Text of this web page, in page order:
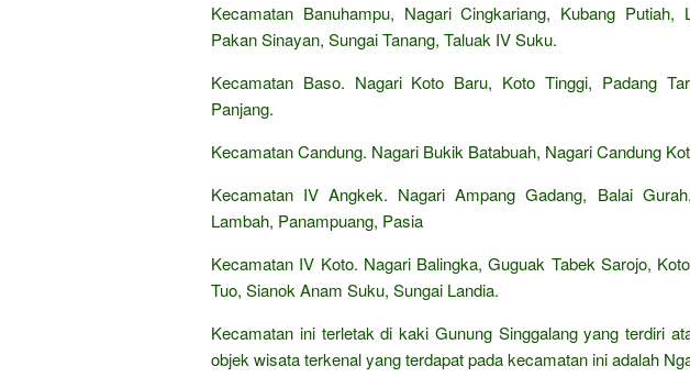
Kecamatan Banuhampu, Nagari Cingkariang, Kubang Putiah,
Pakan Sinayan, Sungai Tanang, Taluak IV Suku.
Kecamatan Baso. Nagari Koto Baru, Koto Tinggi, Padang
Panjang.
Kecamatan Candung. Nagari Bukik Batabuah, Nagari Candung
Kecamatan IV Angkek. Nagari Ampang Gadang, Balai
Lambah, Panampuang, Pasia
Kecamatan IV Koto. Nagari Balingka, Guguak Tabek Sarojo,
Tuo, Sianok Anam Suku, Sungai Landia.
Kecamatan ini terletak di kaki Gunung Singgalang yang terdiri
objek wisata terkenal yang terdapat pada kecamatan ini adalah